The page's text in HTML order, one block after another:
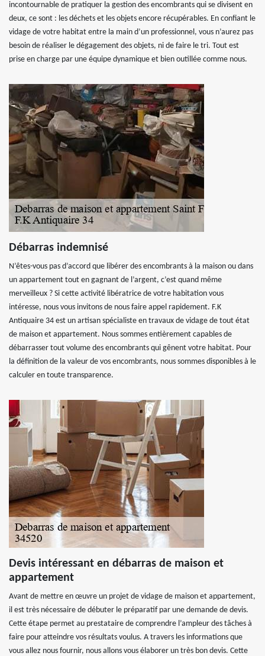
incontournable de pratiquer la gestion des encombrants qui se divisent en
deux, ce sont : les déchets et les objets encore récupérables. En confiant le
vidage de votre habitat entre la main d’un professionnel, vous n’aurez pas
besoin de réaliser le dégagement des objets, ni de faire le tri. Tout est
prise en charge par une équipe dynamique et bien outillée comme nous.
Débarras indemnisé
N’êtes-vous pas d’accord que libérer des encombrants à la maison ou dans
un appartement tout en gagnant de l’argent, c’est quand même
merveilleux ? Si cette activité libératrice de votre habitation vous
intéresse, nous vous invitons de nous faire appel rapidement. F.K
Antiquaire 34 est un artisan spécialiste en travaux de vidage de tout état
de maison et appartement. Nous sommes entièrement capables de
débarrasser tout volume des encombrants qui gênent votre habitat. Pour
la définition de la valeur de vos encombrants, nous sommes disponibles à le
calculer en toute transparence.
Devis intéressant en débarras de maison et
appartement
Avant de mettre en œuvre un projet de vidage de maison et appartement,
il est très nécessaire de débuter le préparatif par une demande de devis.
Cette étape permet au prestataire de comprendre l’ampleur des tâches à
faire pour atteindre vos résultats voulus. A travers les informations que
vous allez nous fournir, nous allons vous élaborer un très bon devis. Cette